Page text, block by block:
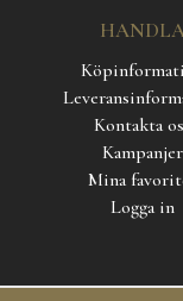
Kontakta
Kampanjer
Mina
Logga in